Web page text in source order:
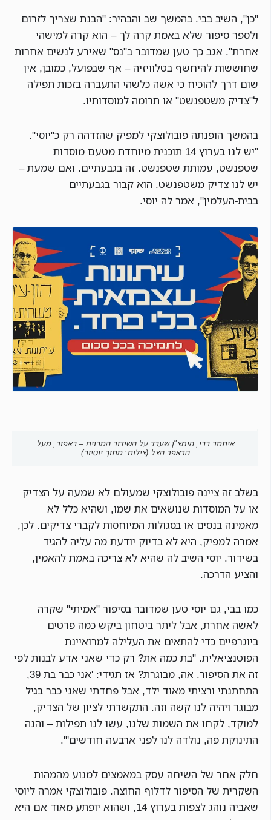
"כן", השיב בבי. בהמשך שב והבהיר: "הבנת שצריך לזרום
ולספר סיפור שלא באמת קרה לך – הוא קרה למישהי
אחרת". אגב כך טען שמדובר ב"נס" שאירע לנשים אחרות
שחוששות להיחשף בטלוויזיה – אף שבפועל, כמובן, אין
שום דרך להוכיח כי אשה כלשהי התעברה בזכות תפילה
ל"צדיק משטפנשט" או תרומה למוסדותיו.
בהמשך הופנתה פובולוצקי למפיק שהזדהה רק כ"יוסי".
"יש לנו בערוץ 14 תוכנית מיוחדת מטעם מוסדות
שטפנשט, עמותת שטפנשט. זה בגבעתיים. ואם שמעת –
יש לנו צדיק משטפנשט. הוא קבור בגבעתיים
בבית-העלמין", אמר לה יוסי.
איתמר בבי, היחצ"ן שעבד על השידור המבוים – באפור, מעל
הראפר הצל (צילום: מתוך יוטיוב)
בשלב זה ציינה פובולוצקי שמעולם לא שמעה על הצדיק
או על המוסדות שנושאים את שמו, ושהיא כלל לא
מאמינה בנסים או בסגולות המיוחסות לקברי צדיקים. לכן,
אמרה למפיק, היא לא בדיוק יודעת מה עליה להגיד
בשידור. יוסי השיב לה שהיא לא צריכה באמת להאמין,
והציע הדרכה.
כמו בבי, גם יוסי טען שמדובר בסיפור "אמיתי" שקרה
לאשה אחרת, אבל ליתר ביטחון ביקש כמה פרטים
ביוגרפיים כדי להתאים את העלילה למרואיינת
הפוטנציאלית. "בת כמה את? רק כדי שאני אדע לבנות לפי
זה את הסיפור. אה, מבוגרת? אז תגידי: 'אני כבר בת 39,
התחתנתי ורציתי מאוד ילד, אבל פחדתי שאני כבר בגיל
מבוגר ויהיה לנו קשה וזה. התקשרתי לציון של הצדיק,
למוקד, לקחו את השמות שלנו, עשו לנו תפילות – והנה
התינוקת פה, נולדה לנו לפני ארבעה חודשים'".
חלק אחר של השיחה עסק במאמצים למנוע מהמהות
השקרית של הסיפור לדלוף החוצה. פובולוצקי אמרה ליוסי
שאביה נוהג לצפות בערוץ 14, ושהוא יופתע מאוד אם היא